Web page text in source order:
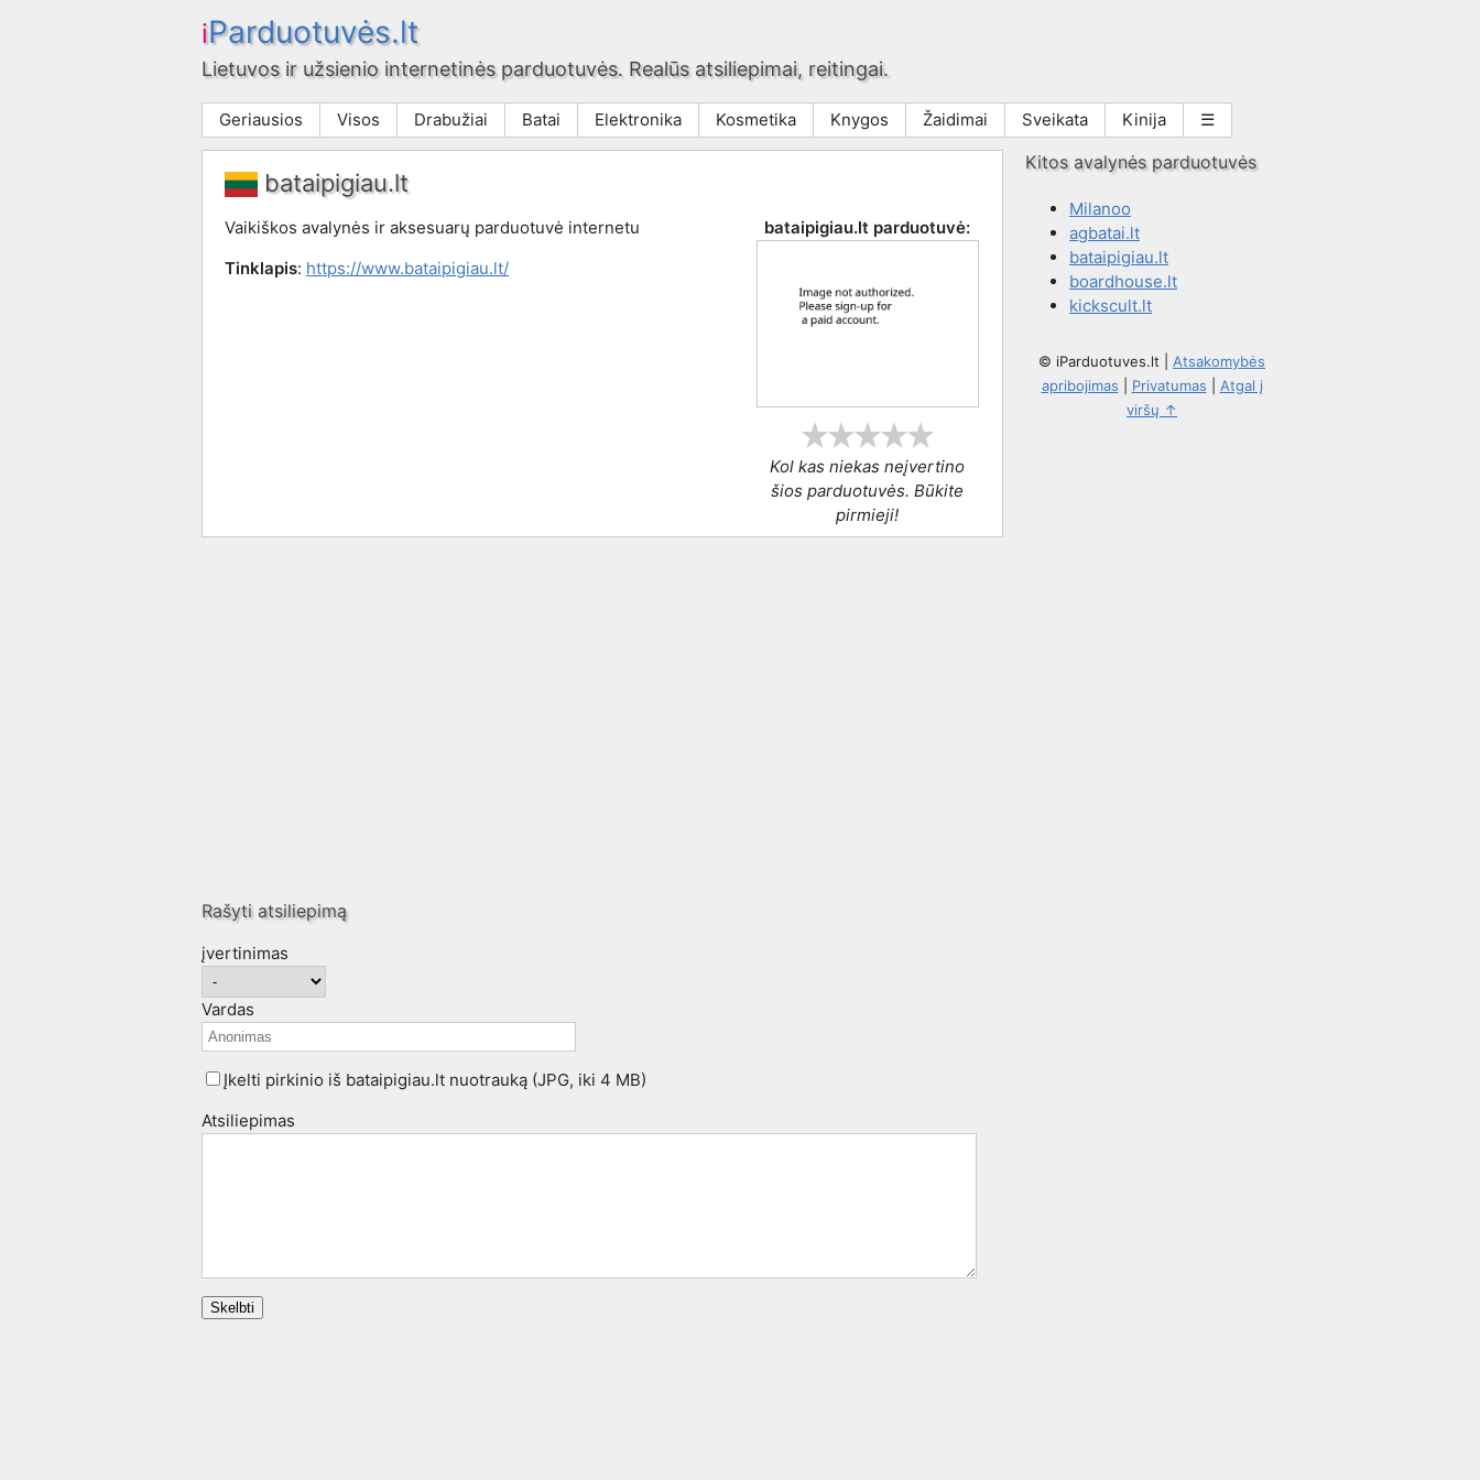
iParduotuvės.lt
Lietuvos ir užsienio internetinės parduotuvės. Realūs atsiliepimai, reitingai.
Geriausios Visos Drabužiai Batai Elektronika Kosmetika Knygos Žaidimai Sveikata Kinija ☰
bataipigiau.lt
bataipigiau.lt parduotuvė:
Kol kas niekas neįvertino
šios parduotuvės. Būkite
pirmieji!
Vaikiškos avalynės ir aksesuarų parduotuvė internetu
Tinklapis: https://www.bataipigiau.lt/
Rašyti atsiliepimą
įvertinimas
Vardas
Įkelti pirkinio iš bataipigiau.lt nuotrauką (JPG, iki 4 MB)
Atsiliepimas
Kitos avalynės parduotuvės
Milanoo
agbatai.lt
bataipigiau.lt
boardhouse.lt
kickscult.lt
© iParduotuves.lt
Atsakomybės
apribojimas
Privatumas
Atgal į
viršų ↑